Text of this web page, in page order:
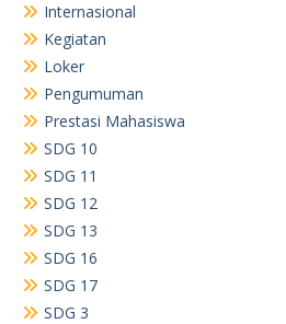
Internasional
Kegiatan
Loker
Pengumuman
Prestasi Mahasiswa
SDG 10
SDG 11
SDG 12
SDG 13
SDG 16
SDG 17
SDG 3